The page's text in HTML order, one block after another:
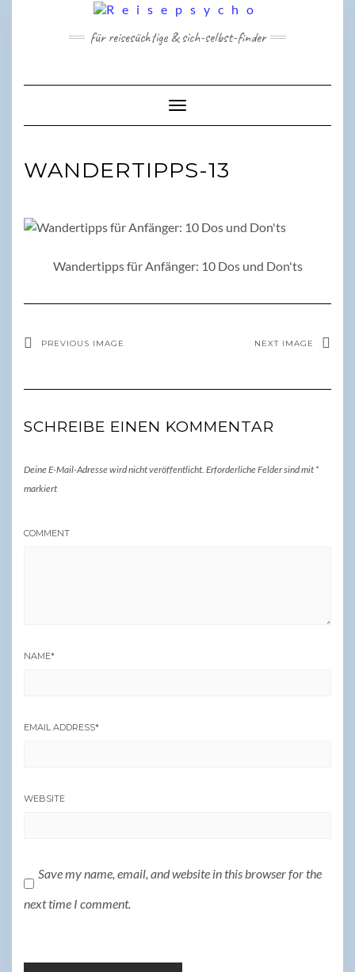
für reisesüchtige & sich-selbst-finder
Toggle Navigation
WANDERTIPPS-13
Wandertipps für Anfänger: 10 Dos und Don'ts
PREVIOUS IMAGE NEXT IMAGE
SCHREIBE EINEN KOMMENTAR
Deine E-Mail-Adresse wird nicht veröffentlicht. Erforderliche Felder sind mit *
markiert
COMMENT
NAME*
EMAIL ADDRESS*
WEBSITE
Save my name, email, and website in this browser for the
next time I comment.